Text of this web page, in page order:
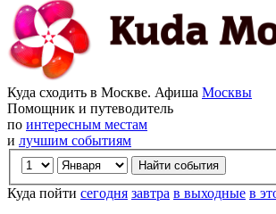
Куда сходить в Москве. Афиша Москвы
Помощник и путеводитель
по интересным местам
и лучшим событиям
Куда пойти сегодня завтра в выходные в